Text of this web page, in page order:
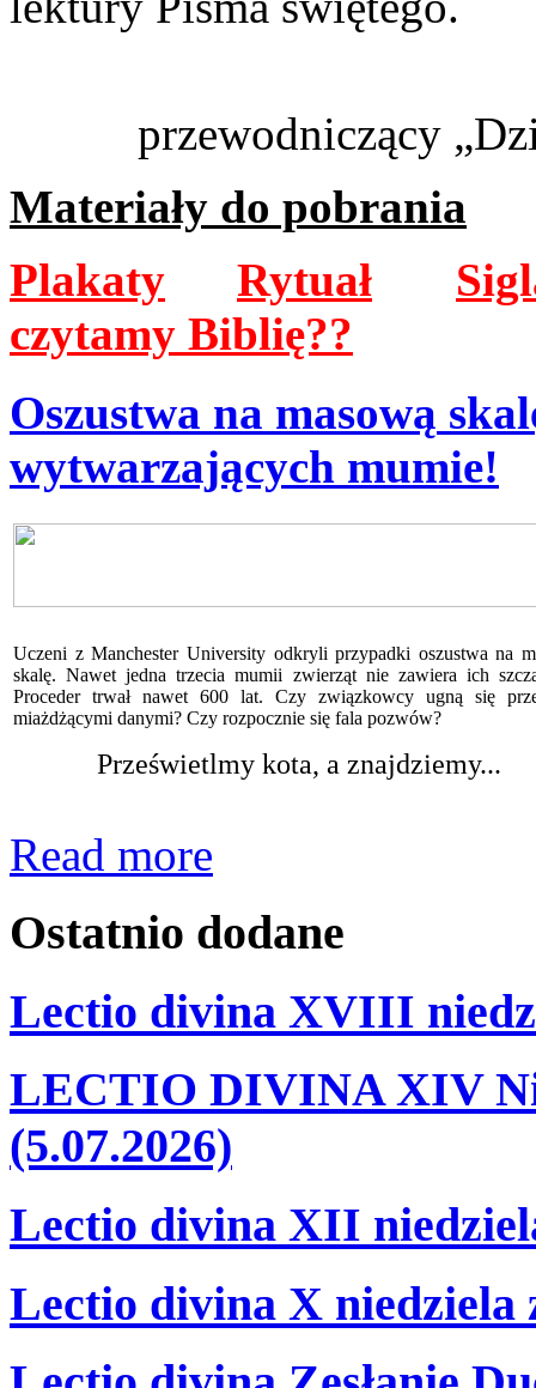
przewodniczący
Materiały do pobrania
Plakaty
Rytuał
czytamy Biblię??
Oszustwa na masową
wytwarzających mumie!
Uczeni z Manchester University odkryli przypadki oszustwa na
skalę. Nawet jedna trzecia mumii zwierząt nie zawiera ich
Proceder trwał nawet 600 lat. Czy związkowcy ugną się
miażdżącymi danymi? Czy rozpocznie się fala pozwów?
Prześwietlmy kota, a znajdziemy...
Read more
Ostatnio dodane
Lectio divina XVIII
LECTIO DIVINA XIV
(5.07.2026)
Lectio divina XII
Lectio divina X niedziela